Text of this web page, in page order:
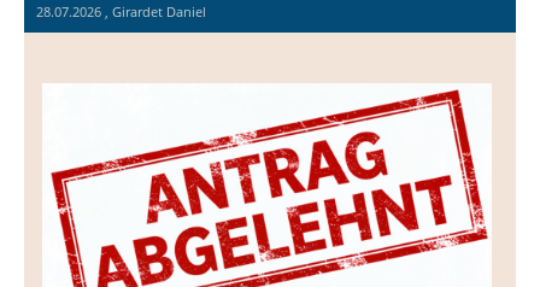
28.07.2026 , Girardet Daniel